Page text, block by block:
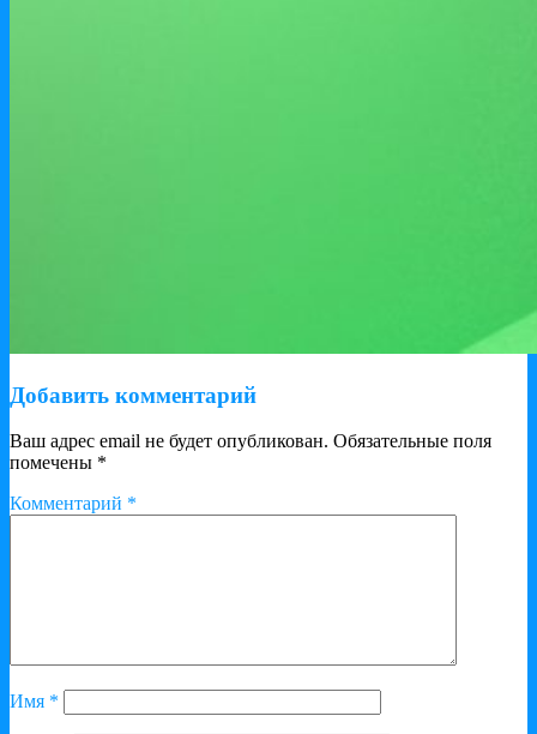
Добавить комментарий
Ваш адрес email не будет опубликован. Обязательные поля
помечены *
Комментарий *
Имя *